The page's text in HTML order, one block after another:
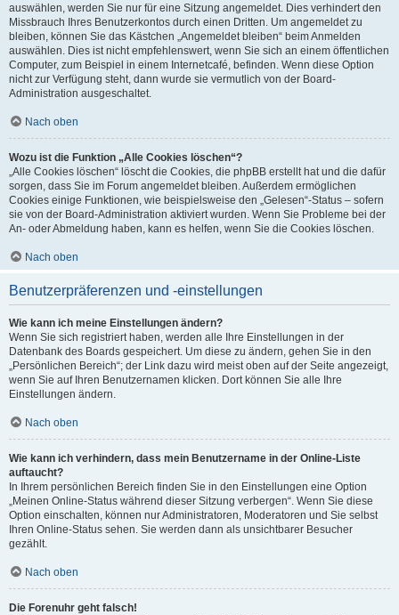
auswählen, werden Sie nur für eine Sitzung angemeldet. Dies verhindert den
Missbrauch Ihres Benutzerkontos durch einen Dritten. Um angemeldet zu
bleiben, können Sie das Kästchen „Angemeldet bleiben“ beim Anmelden
auswählen. Dies ist nicht empfehlenswert, wenn Sie sich an einem öffentlichen
Computer, zum Beispiel in einem Internetcafé, befinden. Wenn diese Option
nicht zur Verfügung steht, dann wurde sie vermutlich von der Board-
Administration ausgeschaltet.
Nach oben
Wozu ist die Funktion „Alle Cookies löschen“?
„Alle Cookies löschen“ löscht die Cookies, die phpBB erstellt hat und die dafür
sorgen, dass Sie im Forum angemeldet bleiben. Außerdem ermöglichen
Cookies einige Funktionen, wie beispielsweise den „Gelesen“-Status – sofern
sie von der Board-Administration aktiviert wurden. Wenn Sie Probleme bei der
An- oder Abmeldung haben, kann es helfen, wenn Sie die Cookies löschen.
Nach oben
Benutzerpräferenzen und -einstellungen
Wie kann ich meine Einstellungen ändern?
Wenn Sie sich registriert haben, werden alle Ihre Einstellungen in der
Datenbank des Boards gespeichert. Um diese zu ändern, gehen Sie in den
„Persönlichen Bereich“; der Link dazu wird meist oben auf der Seite angezeigt,
wenn Sie auf Ihren Benutzernamen klicken. Dort können Sie alle Ihre
Einstellungen ändern.
Nach oben
Wie kann ich verhindern, dass mein Benutzername in der Online-Liste
auftaucht?
In Ihrem persönlichen Bereich finden Sie in den Einstellungen eine Option
„Meinen Online-Status während dieser Sitzung verbergen“. Wenn Sie diese
Option einschalten, können nur Administratoren, Moderatoren und Sie selbst
Ihren Online-Status sehen. Sie werden dann als unsichtbarer Besucher
gezählt.
Nach oben
Die Forenuhr geht falsch!